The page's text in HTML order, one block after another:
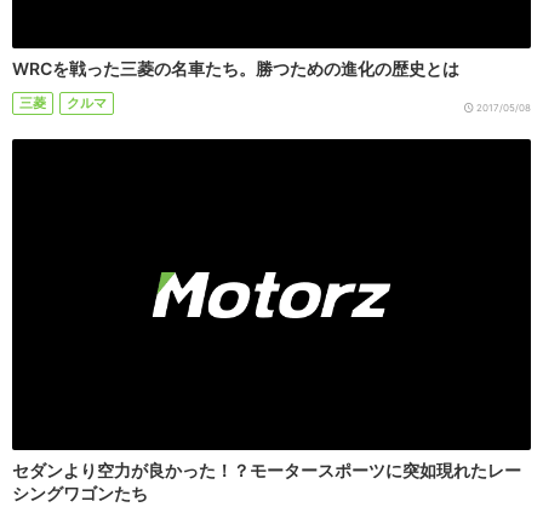
WRCを戦った三菱の名車たち。勝つための進化の歴史とは
三菱 クルマ 2017/05/08
セダンより空力が良かった！？モータースポーツに突如現れたレー
シングワゴンたち